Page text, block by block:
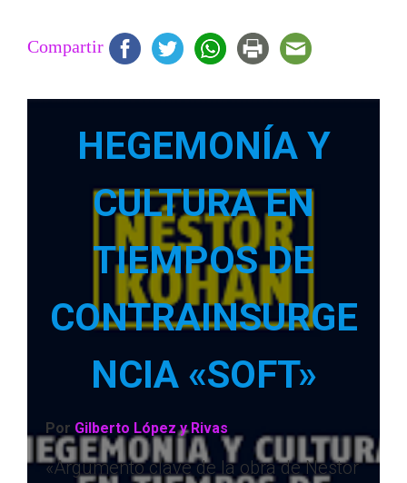
Compartir
HEGEMONÍA Y
CULTURA EN
TIEMPOS DE
CONTRAINSURGE
NCIA «SOFT»
Por Gilberto López y Rivas
«Argumento clave de la obra de Nestor